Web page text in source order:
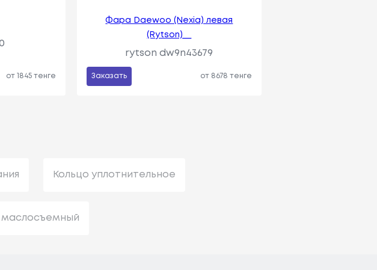
от 1845 тенге
Фара Daewoo (Nexia) левая
(Rytson)__
rytson dw9n43679
Заказать от 8678 тенге
Кольцо уплотнительное
маслосъемный